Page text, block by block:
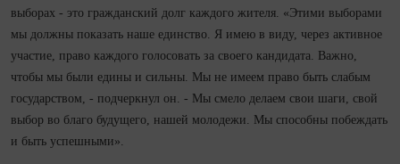
выборах - это гражданский долг каждого жителя. «Этими выборами
мы должны показать наше единство. Я имею в виду, через активное
участие, право каждого голосовать за своего кандидата. Важно,
чтобы мы были едины и сильны. Мы не имеем право быть слабым
государством, - подчеркнул он. - Мы смело делаем свои шаги, свой
выбор во благо будущего, нашей молодежи. Мы способны побеждать
и быть успешными».